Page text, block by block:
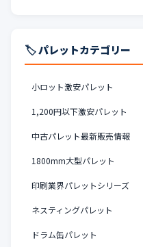
🏷️ パレットカテゴリー
小ロット激安パレット
1,200円以下激安パレット
中古パレット最新販売情報
1800mm大型パレット
印刷業界パレットシリーズ
ネスティングパレット
ドラム缶パレット